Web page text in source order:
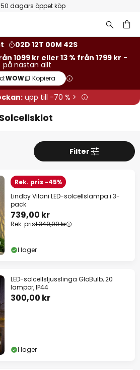
Betygsatt som 'Bra' på Trustpilot
02D 12T 00M 40S
1099 kr eller 13 % från 1799 kr -
på nästan allt
WOW Kopiera
upp till -70 % >
Solcellsklot
Filter
Rek. pris -45%
Lindby Vilani LED-solcellslampa i 3-
pack
739,00 kr
Rek. pris1 349,00 kr
I lager
LED-solcellsljusslinga GloBulb, 20
lampor, IP44
300,00 kr
I lager
rabatt
rabattfrån 1799 kr
från 1099 kr
Kopiera